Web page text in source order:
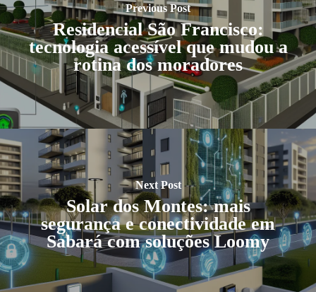
Previous Post
Residencial São Francisco:
tecnologia acessível que mudou a
rotina dos moradores
Next Post
Solar dos Montes: mais
segurança e conectividade em
Sabará com soluções Loomy